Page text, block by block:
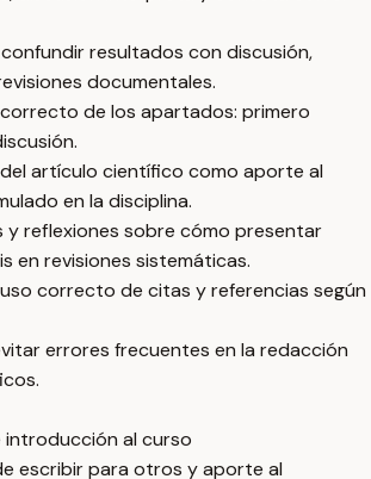
resultados con discusión,
documentales.
de los apartados: primero
artículo científico como aporte al
en la disciplina.
y reflexiones sobre cómo presentar
en revisiones sistemáticas.
correcto de citas y referencias según
errores frecuentes en la redacción
introducción al curso
escribir para otros y aporte al